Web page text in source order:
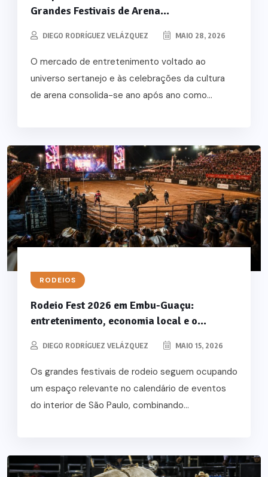
Grandes Festivais de Arena...
DIEGO RODRÍGUEZ VELÁZQUEZ MAIO 28, 2026
O mercado de entretenimento voltado ao
universo sertanejo e às celebrações da cultura
de arena consolida-se ano após ano como...
RODEIOS
Rodeio Fest 2026 em Embu-Guaçu:
entretenimento, economia local e o...
DIEGO RODRÍGUEZ VELÁZQUEZ MAIO 15, 2026
Os grandes festivais de rodeio seguem ocupando
um espaço relevante no calendário de eventos
do interior de São Paulo, combinando...